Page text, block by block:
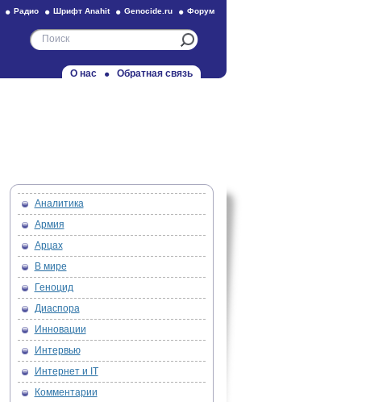
Радио Шрифт Anahit Genocide.ru Форум
О нас Обратная связь
Аналитика
Армия
Арцах
В мире
Геноцид
Диаспора
Инновации
Интервью
Интернет и IT
Комментарии